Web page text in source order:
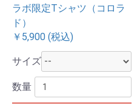
ラボ限定Tシャツ（コロラ
ド）
￥5,900 (税込)
サイズ
数量